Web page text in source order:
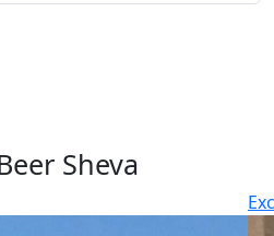
Sheva